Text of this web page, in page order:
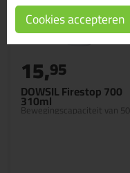
DOWSIL Firestop 700
310ml
Bewegingscapaciteit van 50%
15,95
Cookies accepteren